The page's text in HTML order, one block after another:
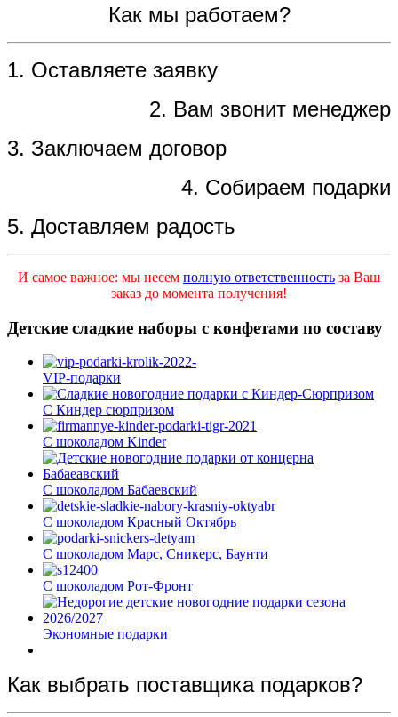
Как мы работаем?
1. Оставляете заявку
2. Вам звонит менеджер
3. Заключаем договор
4. Собираем подарки
5. Доставляем радость
И самое важное: мы несем полную ответственность за Ваш
заказ до момента получения!
Детские сладкие наборы с конфетами по составу
VIP-подарки
С Киндер сюрпризом
С шоколадом Kinder
С шоколадом Бабаевский
С шоколадом Красный Октябрь
С шоколадом Марс, Сникерс, Баунти
С шоколадом Рот-Фронт
Экономные подарки
Как выбрать поставщика подарков?